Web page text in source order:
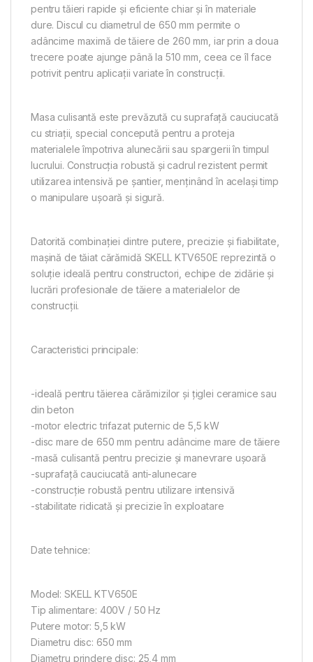
pentru tăieri rapide și eficiente chiar și în materiale
dure. Discul cu diametrul de 650 mm permite o
adâncime maximă de tăiere de 260 mm, iar prin a doua
trecere poate ajunge până la 510 mm, ceea ce îl face
potrivit pentru aplicații variate în construcții.
Masa culisantă este prevăzută cu suprafață cauciucată
cu striații, special concepută pentru a proteja
materialele împotriva alunecării sau spargerii în timpul
lucrului. Construcția robustă și cadrul rezistent permit
utilizarea intensivă pe șantier, menținând în același timp
o manipulare ușoară și sigură.
Datorită combinației dintre putere, precizie și fiabilitate,
mașină de tăiat cărămidă SKELL KTV650E reprezintă o
soluție ideală pentru constructori, echipe de zidărie și
lucrări profesionale de tăiere a materialelor de
construcții.
Caracteristici principale:
-ideală pentru tăierea cărămizilor și țiglei ceramice sau
din beton
-motor electric trifazat puternic de 5,5 kW
-disc mare de 650 mm pentru adâncime mare de tăiere
-masă culisantă pentru precizie și manevrare ușoară
-suprafață cauciucată anti-alunecare
-construcție robustă pentru utilizare intensivă
-stabilitate ridicată și precizie în exploatare
Date tehnice:
Model: SKELL KTV650E
Tip alimentare: 400V / 50 Hz
Putere motor: 5,5 kW
Diametru disc: 650 mm
Diametru prindere disc: 25,4 mm